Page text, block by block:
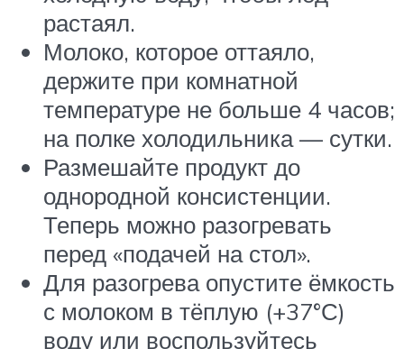
растаял.
Молоко, которое оттаяло,
держите при комнатной
температуре не больше 4 часов;
на полке холодильника — сутки.
Размешайте продукт до
однородной консистенции.
Теперь можно разогревать
перед «подачей на стол».
Для разогрева опустите ёмкость
с молоком в тёплую (+37°С)
воду или воспользуйтесь